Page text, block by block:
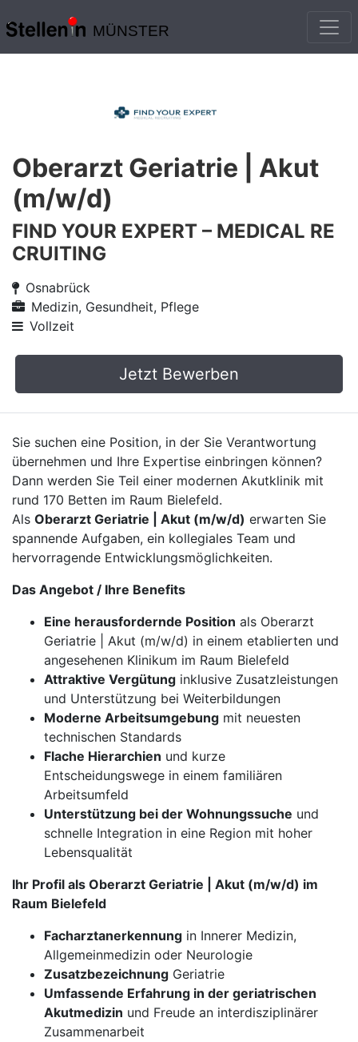
MÜNSTER
Oberarzt Geriatrie | Akut
(m/w/d)
FIND YOUR EXPERT – MEDICAL RE
CRUITING
Osnabrück
Medizin, Gesundheit, Pflege
Vollzeit
Jetzt Bewerben
Sie suchen eine Position, in der Sie Verantwortung
übernehmen und Ihre Expertise einbringen können?
Dann werden Sie Teil einer modernen Akutklinik mit
rund 170 Betten im Raum Bielefeld.
Als Oberarzt Geriatrie | Akut (m/w/d) erwarten Sie
spannende Aufgaben, ein kollegiales Team und
hervorragende Entwicklungsmöglichkeiten.
Das Angebot / Ihre Benefits
Eine herausfordernde Position als Oberarzt
Geriatrie | Akut (m/w/d) in einem etablierten und
angesehenen Klinikum im Raum Bielefeld
Attraktive Vergütung inklusive Zusatzleistungen
und Unterstützung bei Weiterbildungen
Moderne Arbeitsumgebung mit neuesten
technischen Standards
Flache Hierarchien und kurze
Entscheidungswege in einem familiären
Arbeitsumfeld
Unterstützung bei der Wohnungssuche und
schnelle Integration in eine Region mit hoher
Lebensqualität
Ihr Profil als Oberarzt Geriatrie | Akut (m/w/d) im
Raum Bielefeld
Facharztanerkennung in Innerer Medizin,
Allgemeinmedizin oder Neurologie
Zusatzbezeichnung Geriatrie
Umfassende Erfahrung in der geriatrischen
Akutmedizin und Freude an interdisziplinärer
Zusammenarbeit